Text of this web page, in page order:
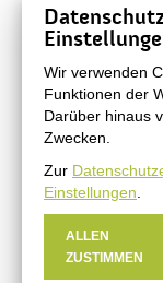
Amtsblatt
Wir verwenden
Funktionen der
Darüber hinaus
Zwecken.
Zur
Einstellungen
ALLEN
ZUSTIMMEN